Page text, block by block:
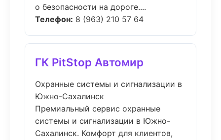
о безопасности на дороге....
Телефон: 8 (963) 210 57 64
ГК PitStop Автомир
Охранные системы и сигнализации в
Южно-Сахалинск
Премиальный сервис охранные
системы и сигнализации в Южно-
Сахалинск. Комфорт для клиентов,